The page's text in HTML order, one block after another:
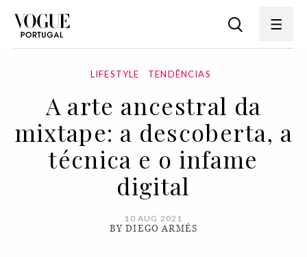
LIFESTYLE TENDÊNCIAS
A arte ancestral da
mixtape: a descoberta, a
técnica e o infame
digital
10 AUG 2021
BY DIEGO ARMÉS